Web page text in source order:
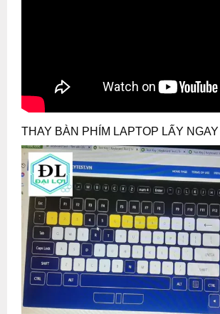
THAY BÀN PHÍM LAPTOP LẤY NGAY